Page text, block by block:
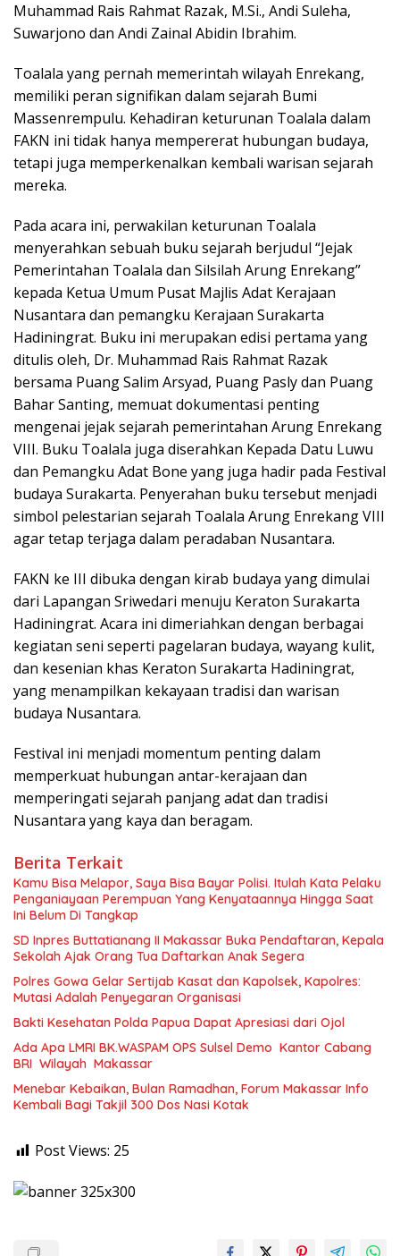
Muhammad Rais Rahmat Razak, M.Si., Andi Suleha,
Suwarjono dan Andi Zainal Abidin Ibrahim.
Toalala yang pernah memerintah wilayah Enrekang,
memiliki peran signifikan dalam sejarah Bumi
Massenrempulu. Kehadiran keturunan Toalala dalam
FAKN ini tidak hanya mempererat hubungan budaya,
tetapi juga memperkenalkan kembali warisan sejarah
mereka.
Pada acara ini, perwakilan keturunan Toalala
menyerahkan sebuah buku sejarah berjudul “Jejak
Pemerintahan Toalala dan Silsilah Arung Enrekang”
kepada Ketua Umum Pusat Majlis Adat Kerajaan
Nusantara dan pemangku Kerajaan Surakarta
Hadiningrat. Buku ini merupakan edisi pertama yang
ditulis oleh, Dr. Muhammad Rais Rahmat Razak
bersama Puang Salim Arsyad, Puang Pasly dan Puang
Bahar Santing, memuat dokumentasi penting
mengenai jejak sejarah pemerintahan Arung Enrekang
VIII. Buku Toalala juga diserahkan Kepada Datu Luwu
dan Pemangku Adat Bone yang juga hadir pada Festival
budaya Surakarta. Penyerahan buku tersebut menjadi
simbol pelestarian sejarah Toalala Arung Enrekang VIII
agar tetap terjaga dalam peradaban Nusantara.
FAKN ke III dibuka dengan kirab budaya yang dimulai
dari Lapangan Sriwedari menuju Keraton Surakarta
Hadiningrat. Acara ini dimeriahkan dengan berbagai
kegiatan seni seperti pagelaran budaya, wayang kulit,
dan kesenian khas Keraton Surakarta Hadiningrat,
yang menampilkan kekayaan tradisi dan warisan
budaya Nusantara.
Festival ini menjadi momentum penting dalam
memperkuat hubungan antar-kerajaan dan
memperingati sejarah panjang adat dan tradisi
Nusantara yang kaya dan beragam.
Berita Terkait
Kamu Bisa Melapor, Saya Bisa Bayar Polisi. Itulah Kata Pelaku
Penganiayaan Perempuan Yang Kenyataannya Hingga Saat
Ini Belum Di Tangkap
SD Inpres Buttatianang II Makassar Buka Pendaftaran, Kepala
Sekolah Ajak Orang Tua Daftarkan Anak Segera
Polres Gowa Gelar Sertijab Kasat dan Kapolsek, Kapolres:
Mutasi Adalah Penyegaran Organisasi
Bakti Kesehatan Polda Papua Dapat Apresiasi dari Ojol
Ada Apa LMRI BK.WASPAM OPS Sulsel Demo Kantor Cabang
BRI Wilayah Makassar
Menebar Kebaikan, Bulan Ramadhan, Forum Makassar Info
Kembali Bagi Takjil 300 Dos Nasi Kotak
Post Views: 25